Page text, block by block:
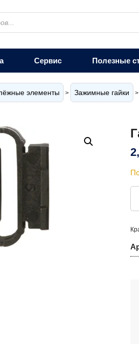
Сервис Полезные
элементы > Зажимные гайки >